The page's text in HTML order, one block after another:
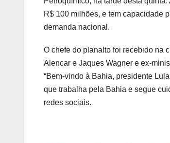
R$ 100 milhões, e tem capacidade
demanda nacional.
O chefe do planalto foi recebido na
Alencar e Jaques Wagner e ex-
“Bem-vindo à Bahia, presidente
que trabalha pela Bahia e segue
redes sociais.